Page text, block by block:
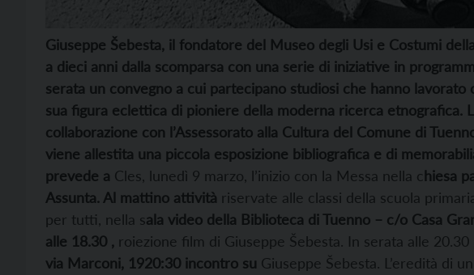
Giuseppe Šebesta, il fondatore del Museo degli Usi e Costumi
a dieci anni dalla scomparsa con una serie di iniziative in
serata un convegno a cui partecipano studiosi che hanno lavorato
sua figura eclettica di pioniere della moderna ricerca etnografica.
collaborazione con l’Assessorato alla Cultura del Comune di
viene allestita una piccola esposizione bibliografica e di
prevede a Cles, lunedì 9 marzo, l’inizio con la Messa nella c hiesa
Assunta. Al mattino attività riservate alle classi della scuola
per tutti, nella sala video della Biblioteca di Tuenno – c/o Casa
alle 18.30 , roiezione film di Giuseppe Šebesta. In serata alle 20.30
via Marconi, 1920:30 incontro su Giuseppe Šebesta. L’eredità di